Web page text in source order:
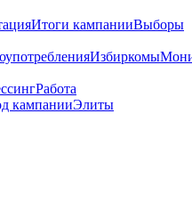
Итоги кампанииВыборы
Избиркомы
Работа
кампанииЭлиты